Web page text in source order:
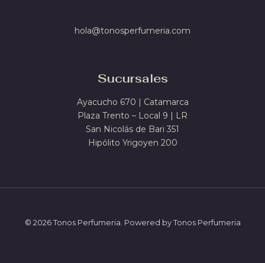
hola@tonosperfumeria.com
Sucursales
Ayacucho 670 | Catamarca
Plaza Trento – Local 9 | LR
San Nicolás de Bari 351
Hipólito Yrigoyen 200
© 2026 Tonos Perfumeria. Powered by Tonos Perfumeria